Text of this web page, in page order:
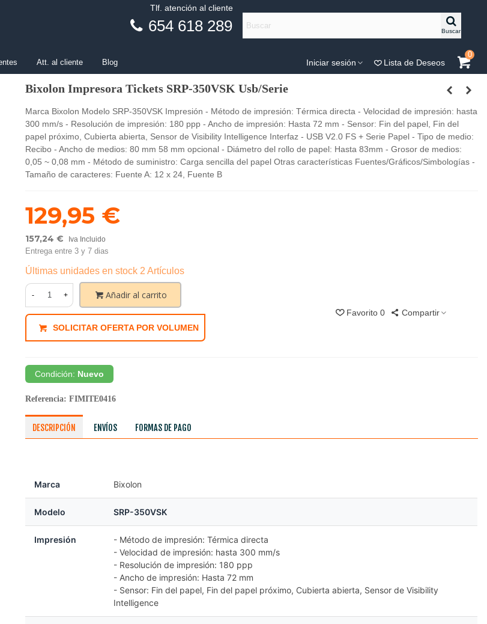
Tlf. atención al cliente
654 618 289 Buscar
Att. al cliente Blog Iniciar sesión Lista de Deseos
0
Bixolon Impresora Tickets SRP-350VSK Usb/Serie
Marca Bixolon Modelo SRP-350VSK Impresión - Método de impresión: Térmica directa - Velocidad de impresión: hasta
300 mm/s - Resolución de impresión: 180 ppp - Ancho de impresión: Hasta 72 mm - Sensor: Fin del papel, Fin del
papel próximo, Cubierta abierta, Sensor de Visibility Intelligence Interfaz - USB V2.0 FS + Serie Papel - Tipo de medio:
Recibo - Ancho de medios: 80 mm 58 mm opcional - Diámetro del rollo de papel: Hasta 83mm - Grosor de medios:
0,05 ~ 0,08 mm - Método de suministro: Carga sencilla del papel Otras características Fuentes/Gráficos/Simbologías -
Tamaño de caracteres: Fuente A: 12 x 24, Fuente B
129,95 €
157,24 € Iva Incluido
Entrega entre 3 y 7 dias
Últimas unidades en stock 2 Artículos
- + Añadir al carrito
SOLICITAR OFERTA POR VOLUMEN
Favorito 0 Compartir
Condición: Nuevo
Referencia: FIMITE0416
DESCRIPCIÓN ENVÍOS FORMAS DE PAGO
Marca Bixolon
Modelo SRP-350VSK
Impresión
- Método de impresión: Térmica directa
- Velocidad de impresión: hasta 300 mm/s
- Resolución de impresión: 180 ppp
- Ancho de impresión: Hasta 72 mm
- Sensor: Fin del papel, Fin del papel próximo, Cubierta abierta, Sensor de Visibility
Intelligence